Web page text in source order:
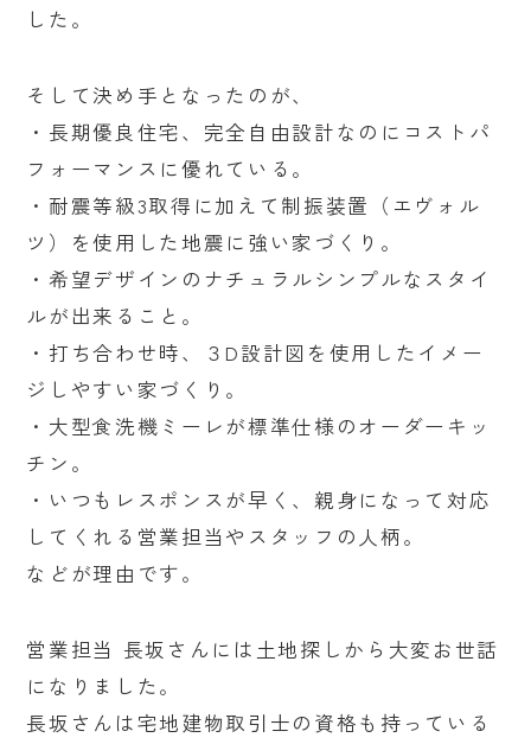
した。
そして決め手となったのが、
・長期優良住宅、完全自由設計なのにコストパ
フォーマンスに優れている。
・耐震等級3取得に加えて制振装置（エヴォル
ツ）を使用した地震に強い家づくり。
・希望デザインのナチュラルシンプルなスタイ
ルが出来ること。
・打ち合わせ時、３D設計図を使用したイメー
ジしやすい家づくり。
・大型食洗機ミーレが標準仕様のオーダーキッ
チン。
・いつもレスポンスが早く、親身になって対応
してくれる営業担当やスタッフの人柄。
などが理由です。
営業担当 長坂さんには土地探しから大変お世話
になりました。
長坂さんは宅地建物取引士の資格も持っている